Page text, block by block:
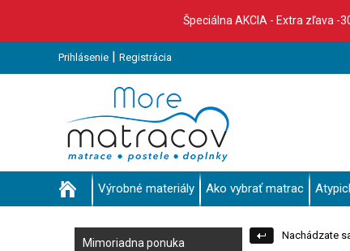
Špeciálna AKCIA - Extra zľava -
Prihlásenie | Registrácia
Výrobné materiály Ako vybrať matrac
Mimoriadna ponuka
Nachádzate